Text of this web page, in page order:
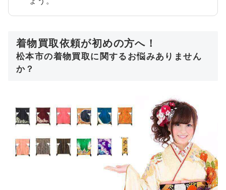
着物買取依頼が初めの方へ！
松本市の着物買取に関するお悩みありません
か？